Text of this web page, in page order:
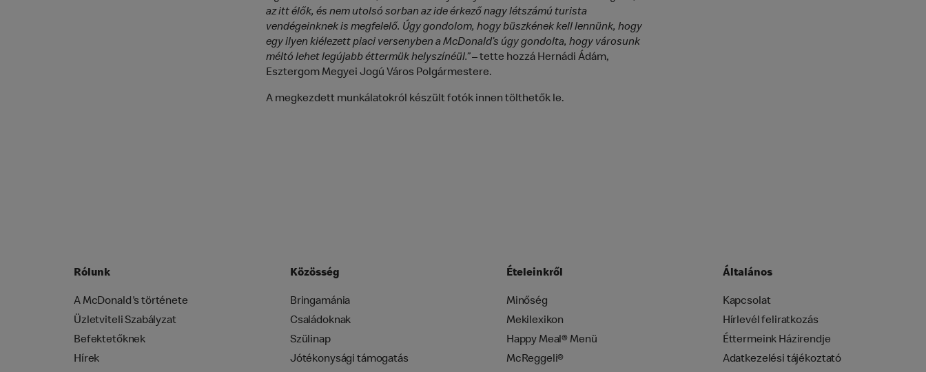
az itt élők, és nem utolsó sorban az ide érkező nagy létszámú turista
vendégeinknek is megfelelő. Úgy gondolom, hogy büszkének kell lennünk, hogy
egy ilyen kiélezett piaci versenyben a McDonald’s úgy gondolta, hogy városunk
méltó lehet legújabb éttermük helyszínéül.”– tette hozzá Hernádi Ádám,
Esztergom Megyei Jogú Város Polgármestere.
A megkezdett munkálatokról készült fotók innen tölthetők le.
Rólunk
A McDonald's története
Üzletviteli Szabályzat
Befektetőknek
Hírek
Közösség
Bringamánia
Családoknak
Szülinap
Jótékonysági támogatás
Ételeinkről
Minőség
Mekilexikon
Happy Meal® Menü
McReggeli®
Általános
Kapcsolat
Hírlevél feliratkozás
Éttermeink Házirendje
Adatkezelési tájékoztató